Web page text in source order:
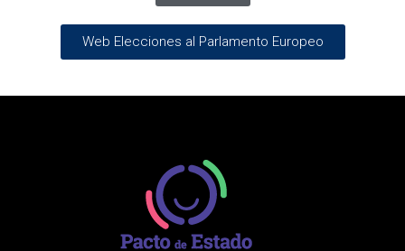
Web Elecciones al Parlamento Europeo